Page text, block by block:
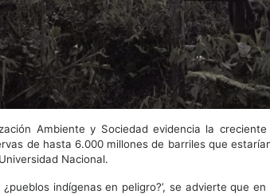
Ambiente y Sociedad evidencia la
de hasta 6.000 millones de barriles que
Nacional.
indígenas en peligro?’, se advierte que